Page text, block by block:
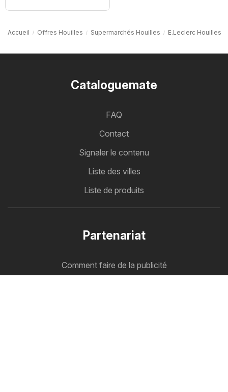
Accueil Offres Houilles Supermarchés Houilles E.Leclerc Houilles
Cataloguemate
FAQ
Contact
Signaler le contenu
Liste des villes
Liste de produits
Partenariat
Comment faire de la publicité